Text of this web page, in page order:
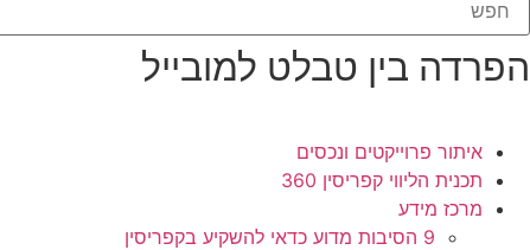
הפרדה בין טבלט למובייל
איתור פרוייקטים ונכסים
תכנית הליווי קפריסין 360
מרכז מידע
9 הסיבות מדוע כדאי להשקיע בקפריסין